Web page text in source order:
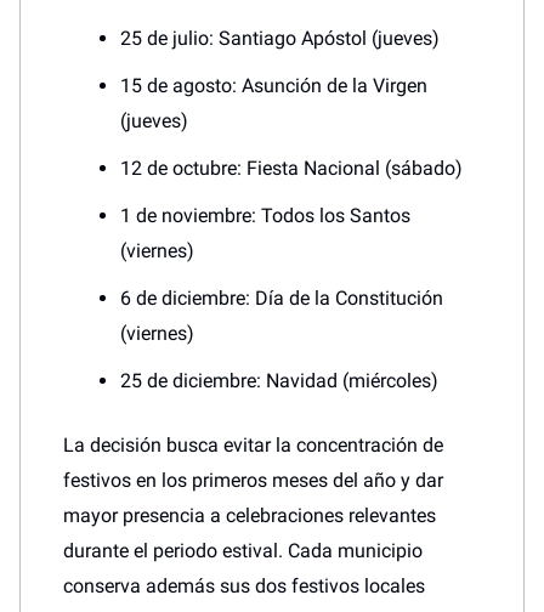
25 de julio: Santiago Apóstol (jueves)
15 de agosto: Asunción de la Virgen
(jueves)
12 de octubre: Fiesta Nacional (sábado)
1 de noviembre: Todos los Santos
(viernes)
6 de diciembre: Día de la Constitución
(viernes)
25 de diciembre: Navidad (miércoles)
La decisión busca evitar la concentración de
festivos en los primeros meses del año y dar
mayor presencia a celebraciones relevantes
durante el periodo estival. Cada municipio
conserva además sus dos festivos locales